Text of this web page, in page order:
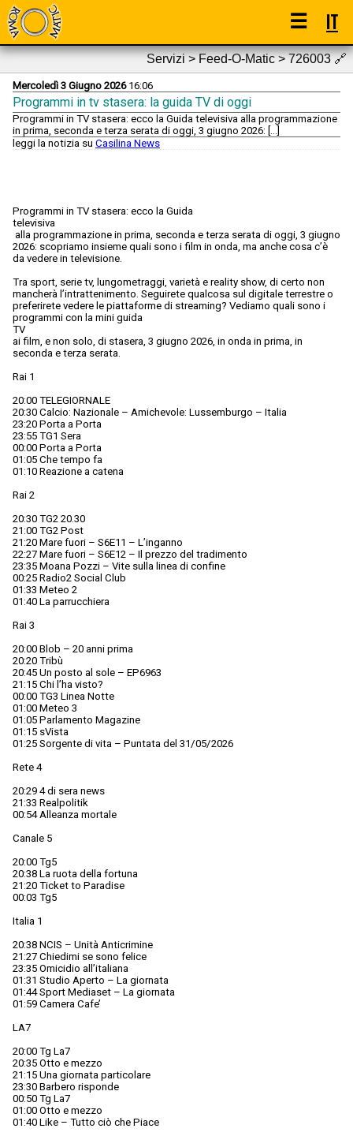
☰ IT
Servizi > Feed-O-Matic > 726003🔗
Mercoledì 3 Giugno 202616:06
Programmi in tv stasera: la guida TV di oggi
Programmi in TV stasera: ecco la Guida televisiva alla programmazione
in prima, seconda e terza serata di oggi, 3 giugno 2026: […]
leggi la notizia su Casilina News
Programmi in TV stasera: ecco la Guida
televisiva
alla programmazione in prima, seconda e terza serata di oggi, 3 giugno
2026: scopriamo insieme quali sono i film in onda, ma anche cosa c’è
da vedere in televisione.
Tra sport, serie tv, lungometraggi, varietà e reality show, di certo non
mancherà l’intrattenimento. Seguirete qualcosa sul digitale terrestre o
preferirete vedere le piattaforme di streaming? Vediamo quali sono i
programmi con la mini guida
TV
ai film, e non solo, di stasera, 3 giugno 2026, in onda in prima, in
seconda e terza serata.
Rai 1
20:00 TELEGIORNALE
20:30 Calcio: Nazionale – Amichevole: Lussemburgo – Italia
23:20 Porta a Porta
23:55 TG1 Sera
00:00 Porta a Porta
01:05 Che tempo fa
01:10 Reazione a catena
Rai 2
20:30 TG2 20.30
21:00 TG2 Post
21:20 Mare fuori – S6E11 – L’inganno
22:27 Mare fuori – S6E12 – Il prezzo del tradimento
23:35 Moana Pozzi – Vite sulla linea di confine
00:25 Radio2 Social Club
01:33 Meteo 2
01:40 La parrucchiera
Rai 3
20:00 Blob – 20 anni prima
20:20 Tribù
20:45 Un posto al sole – EP6963
21:15 Chi l’ha visto?
00:00 TG3 Linea Notte
01:00 Meteo 3
01:05 Parlamento Magazine
01:15 sVista
01:25 Sorgente di vita – Puntata del 31/05/2026
Rete 4
20:29 4 di sera news
21:33 Realpolitik
00:54 Alleanza mortale
Canale 5
20:00 Tg5
20:38 La ruota della fortuna
21:20 Ticket to Paradise
00:03 Tg5
Italia 1
20:38 NCIS – Unità Anticrimine
21:27 Chiedimi se sono felice
23:35 Omicidio all’italiana
01:31 Studio Aperto – La giornata
01:44 Sport Mediaset – La giornata
01:59 Camera Cafe’
LA7
20:00 Tg La7
20:35 Otto e mezzo
21:15 Una giornata particolare
23:30 Barbero risponde
00:50 Tg La7
01:00 Otto e mezzo
01:40 Like – Tutto ciò che Piace